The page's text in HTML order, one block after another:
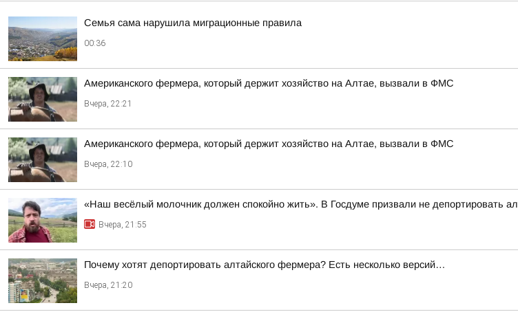
Семья сама нарушила миграционные правила
00:36
Американского фермера, который держит хозяйство на Алтае, вызвали в ФМС
Вчера, 22:21
Американского фермера, который держит хозяйство на Алтае, вызвали в ФМС
Вчера, 22:10
«Наш весёлый молочник должен спокойно жить». В Госдуме призвали не депортировать
Вчера, 21:55
Почему хотят депортировать алтайского фермера? Есть несколько версий…
Вчера, 21:20